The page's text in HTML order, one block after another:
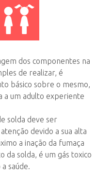
dos componentes na
de realizar, é
básico sobre o mesmo,
a um adulto experiente
solda deve ser
devido a sua alta
a inação da fumaça
solda, é um gás toxico
saúde.